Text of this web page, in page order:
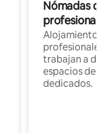
Nómadas
Alojamientos
profesionales
trabajan a
espacios de
dedicados.